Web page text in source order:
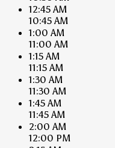
12:45 AM
10:45 AM
1:00 AM
11:00 AM
1:15 AM
11:15 AM
1:30 AM
11:30 AM
1:45 AM
11:45 AM
2:00 AM
12:00 PM